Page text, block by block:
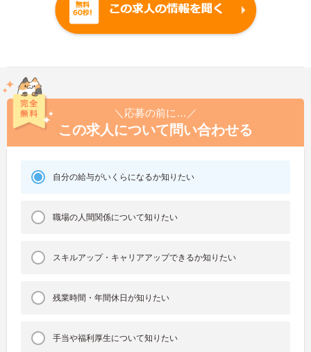
＼応募の前に…／
この求人について問い合わせる
自分の給与がいくらになるか知りたい
職場の人間関係について知りたい
スキルアップ・キャリアアップできるか知りたい
残業時間・年間休日が知りたい
手当や福利厚生について知りたい